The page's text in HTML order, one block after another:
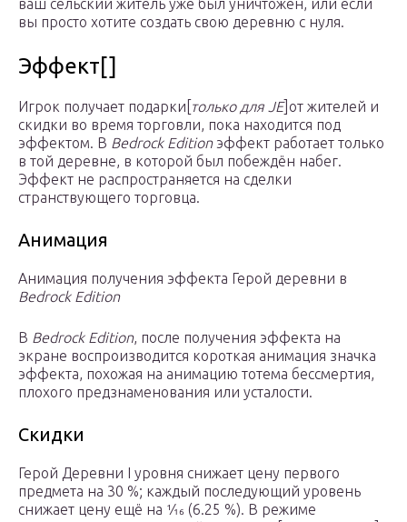
ваш сельский житель уже был уничтожен, или если
вы просто хотите создать свою деревню с нуля.
Эффект[]
Игрок получает подарки‌‌[ только для JE]от жителей и
скидки во время торговли, пока находится под
эффектом. В Bedrock Editionэффект работает только
в той деревне, в которой был побеждён набег.
Эффект не распространяется на сделки
странствующего торговца.
Анимация
Анимация получения эффекта Герой деревни в
Bedrock Edition
В Bedrock Edition, после получения эффекта на
экране воспроизводится короткая анимация значка
эффекта, похожая на анимацию тотема бессмертия,
плохого предзнаменования или усталости.
Скидки
Герой Деревни I уровня снижает цену первого
предмета на 30 %; каждый последующий уровень
снижает цену ещё на 1⁄16 (6.25 %). В режиме